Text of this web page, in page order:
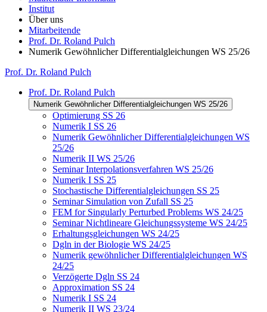
Institut
Über uns
Mitarbeitende
Prof. Dr. Roland Pulch
Numerik Gewöhnlicher Differentialgleichungen WS 25/26
Prof. Dr. Roland Pulch
Prof. Dr. Roland Pulch
Numerik Gewöhnlicher Differentialgleichungen WS 25/26
Optimierung SS 26
Numerik I SS 26
Numerik Gewöhnlicher Differentialgleichungen WS
25/26
Numerik II WS 25/26
Seminar Interpolationsverfahren WS 25/26
Numerik I SS 25
Stochastische Differentialgleichungen SS 25
Seminar Simulation von Zufall SS 25
FEM for Singularly Perturbed Problems WS 24/25
Seminar Nichtlineare Gleichungssysteme WS 24/25
Erhaltungsgleichungen WS 24/25
Dgln in der Biologie WS 24/25
Numerik gewöhnlicher Differentialgleichungen WS
24/25
Verzögerte Dgln SS 24
Approximation SS 24
Numerik I SS 24
Numerik II WS 23/24